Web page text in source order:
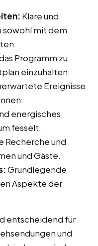
Klare und
mit dem
Programm zu
einzuhalten.
Ereignisse
energisches
fesselt.
Recherche und
und Gäste.
Grundlegende
Aspekte der
entscheidend für
und